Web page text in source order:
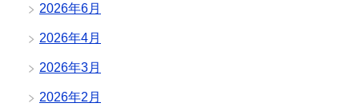
2026年6月
2026年4月
2026年3月
2026年2月